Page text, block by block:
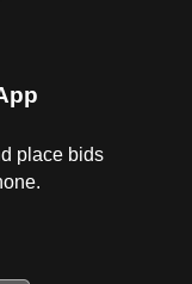
place bids